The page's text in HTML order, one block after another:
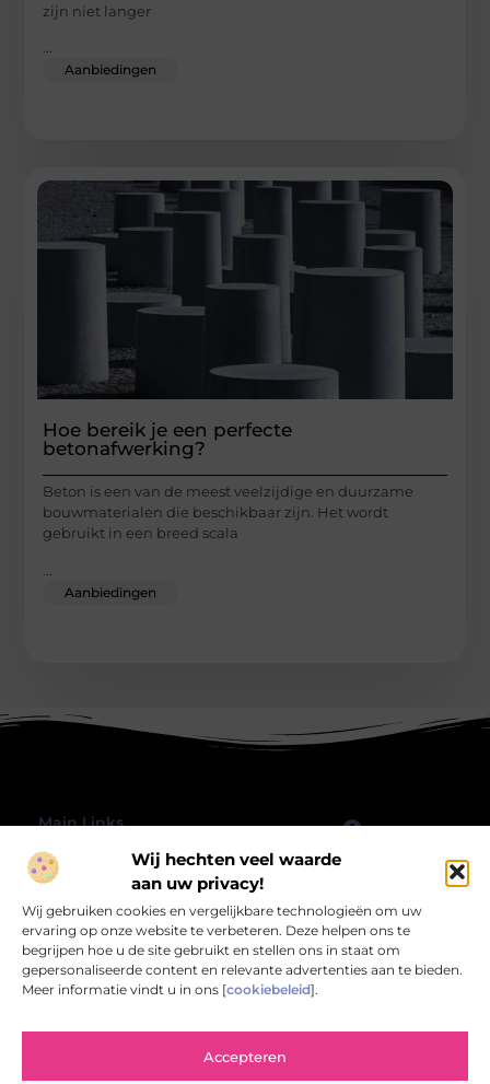
Wij hechten veel waarde
aan uw privacy!
Wij gebruiken cookies en vergelijkbare technologieën om uw
ervaring op onze website te verbeteren. Deze helpen ons te
begrijpen hoe u de site gebruikt en stellen ons in staat om
gepersonaliseerde content en relevante advertenties aan te bieden.
Meer informatie vindt u in ons [cookiebeleid].
Accepteren
zijn niet langer
...
Aanbiedingen
Hoe bereik je een perfecte
betonafwerking?
Beton is een van de meest veelzijdige en duurzame
bouwmaterialen die beschikbaar zijn. Het wordt
gebruikt in een breed scala
Aanbiedingen
Main Links
@2025 All Right Reserved.
Design bywww.rbwebart.nl.
Bericht categorie
Rbwebart.nl – Jouw bron van inspirerende